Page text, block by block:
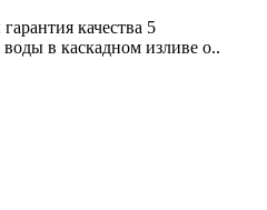
качества 5
воды в каскадном изливе о..